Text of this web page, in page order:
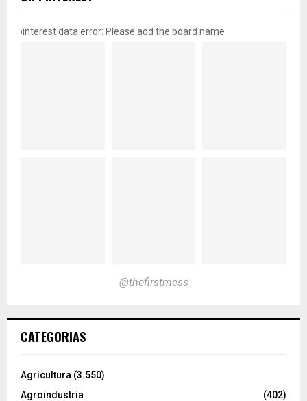
pinterest data error: Please add the board name
@thefirstmess
CATEGORIAS
Agricultura (3.550)
Agroindustria
(402)